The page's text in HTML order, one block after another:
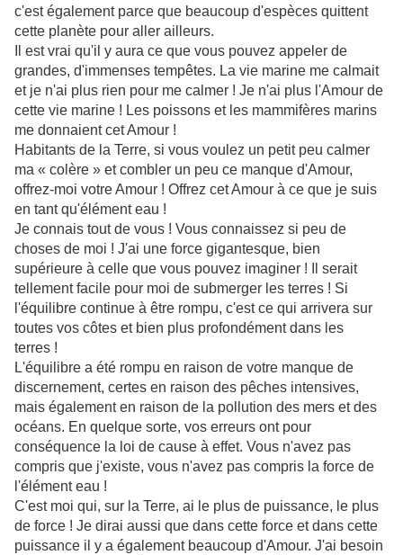
c'est également parce que beaucoup d'espèces quittent
cette planète pour aller ailleurs.
Il est vrai qu'il y aura ce que vous pouvez appeler de
grandes, d'immenses tempêtes. La vie marine me calmait
et je n'ai plus rien pour me calmer ! Je n'ai plus l'Amour de
cette vie marine ! Les poissons et les mammifères marins
me donnaient cet Amour !
Habitants de la Terre, si vous voulez un petit peu calmer
ma « colère » et combler un peu ce manque d'Amour,
offrez-moi votre Amour ! Offrez cet Amour à ce que je suis
en tant qu'élément eau !
Je connais tout de vous ! Vous connaissez si peu de
choses de moi ! J'ai une force gigantesque, bien
supérieure à celle que vous pouvez imaginer ! Il serait
tellement facile pour moi de submerger les terres ! Si
l'équilibre continue à être rompu, c'est ce qui arrivera sur
toutes vos côtes et bien plus profondément dans les
terres !
L'équilibre a été rompu en raison de votre manque de
discernement, certes en raison des pêches intensives,
mais également en raison de la pollution des mers et des
océans. En quelque sorte, vos erreurs ont pour
conséquence la loi de cause à effet. Vous n'avez pas
compris que j'existe, vous n'avez pas compris la force de
l'élément eau !
C'est moi qui, sur la Terre, ai le plus de puissance, le plus
de force ! Je dirai aussi que dans cette force et dans cette
puissance il y a également beaucoup d'Amour. J'ai besoin